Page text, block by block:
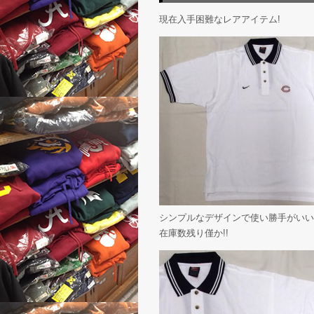
現在入手困難なレアアイテム!
シンプルなデザインで使い勝手がい
在庫数残り僅か!!